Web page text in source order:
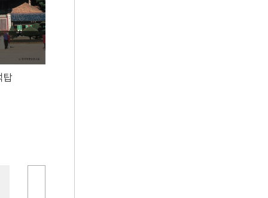
6 나혜석
7 나화랑
무구
탑